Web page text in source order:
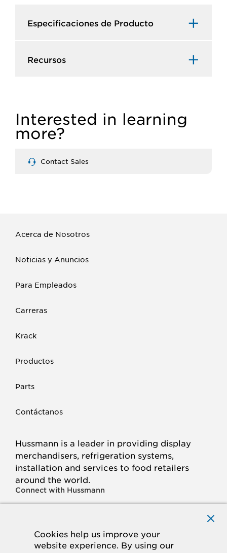
Cookies help us improve your
website experience. By using our
Especificaciones de Producto​
Recursos​
Interested in learning
more?
Contact Sales
Acerca de Nosotros
Noticias y Anuncios
Para Empleados
Carreras
Krack
Productos
Parts
Contáctanos
Hussmann is a leader in providing display
merchandisers, refrigeration systems,
installation and services to food retailers
around the world.
Connect with Hussmann
IN